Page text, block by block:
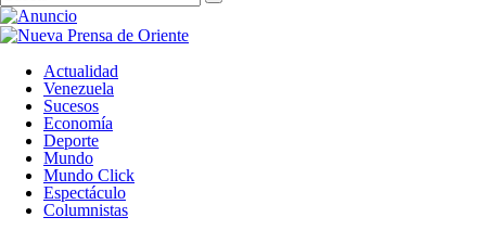
Actualidad
Venezuela
Sucesos
Economía
Deporte
Mundo
Mundo Click
Espectáculo
Columnistas